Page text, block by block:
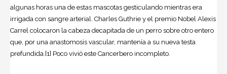
algunas horas una de estas mascotas gesticulando mientras era
irrigada con sangre arterial. Charles Guthrie y el premio Nobel Alexis
Carrel colocaron la cabeza decapitada de un perro sobre otro entero
que, por una anastomosis vascular, mantenía a su nueva testa
prefundida.[1] Poco vivió este Cancerbero incompleto.